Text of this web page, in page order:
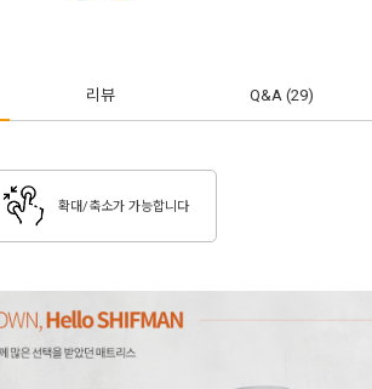
리뷰 Q&A (29)
확대/축소가 가능합니다